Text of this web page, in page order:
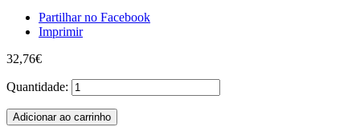
Partilhar no Facebook
Imprimir
32,76€
Quantidade:
Adicionar ao carrinho